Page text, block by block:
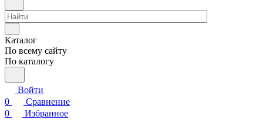
Каталог
По всему сайту
По каталогу
Войти
0
Сравнение
0
Избранное